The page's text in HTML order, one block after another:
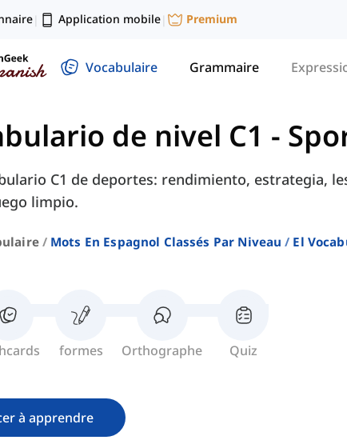
| Application mobile| Premium
Vocabulaire Grammaire
de nivel C1 -
C1 de deportes: rendimiento, estrategia,
limpio.
Mots En Espagnol Classés Par Niveau
El
formes Orthographe Quiz
à apprendre